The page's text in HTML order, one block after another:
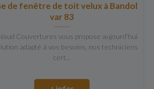
de fenêtre de toit velux à Bandol
var 83
Couvertures vous propose aujourd'hui
adapté à vos besoins, nos techniciens
cert...